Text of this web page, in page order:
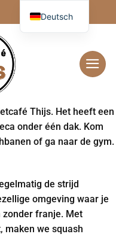
Thijs. Het heeft een
onder één dak. Kom
of ga naar de gym.
de strijd
omgeving waar je
zonder franje. Met
maken we squash
Deutsch